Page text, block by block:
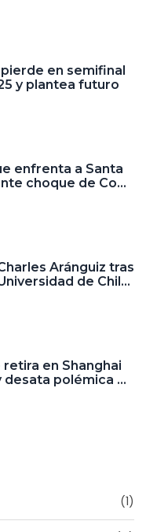
en semifinal
y plantea futuro
enfrenta a Santa
choque de Copa
Aránguiz tras
de Chile
retira en Shanghai
polémica en
(1)